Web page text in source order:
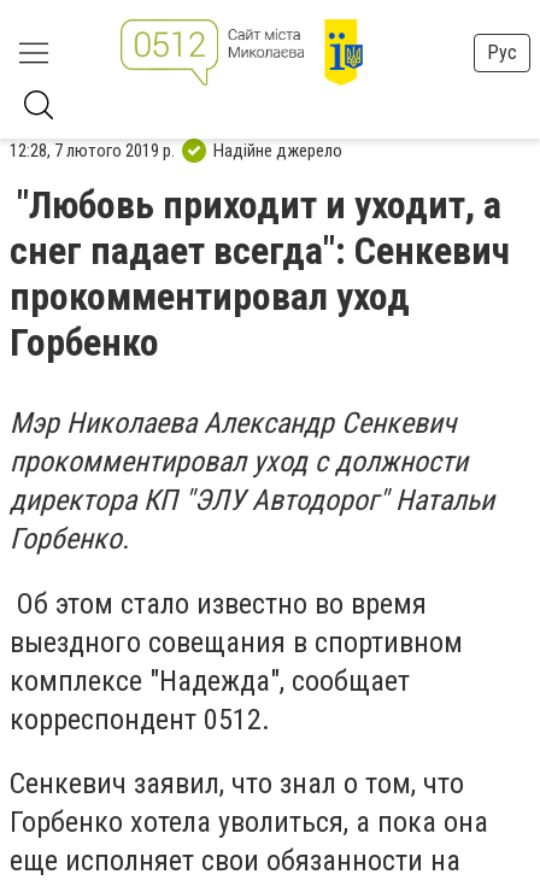
Рус
12:28, 7 лютого 2019 р. Надійне джерело
"Любовь приходит и уходит, а
снег падает всегда": Сенкевич
прокомментировал уход
Горбенко
Мэр Николаева Александр Сенкевич
прокомментировал уход с должности
директора КП "ЭЛУ Автодорог" Натальи
Горбенко.
Об этом стало известно во время
выездного совещания в спортивном
комплексе "Надежда", сообщает
корреспондент 0512.
Сенкевич заявил, что знал о том, что
Горбенко хотела уволиться, а пока она
еще исполняет свои обязанности на